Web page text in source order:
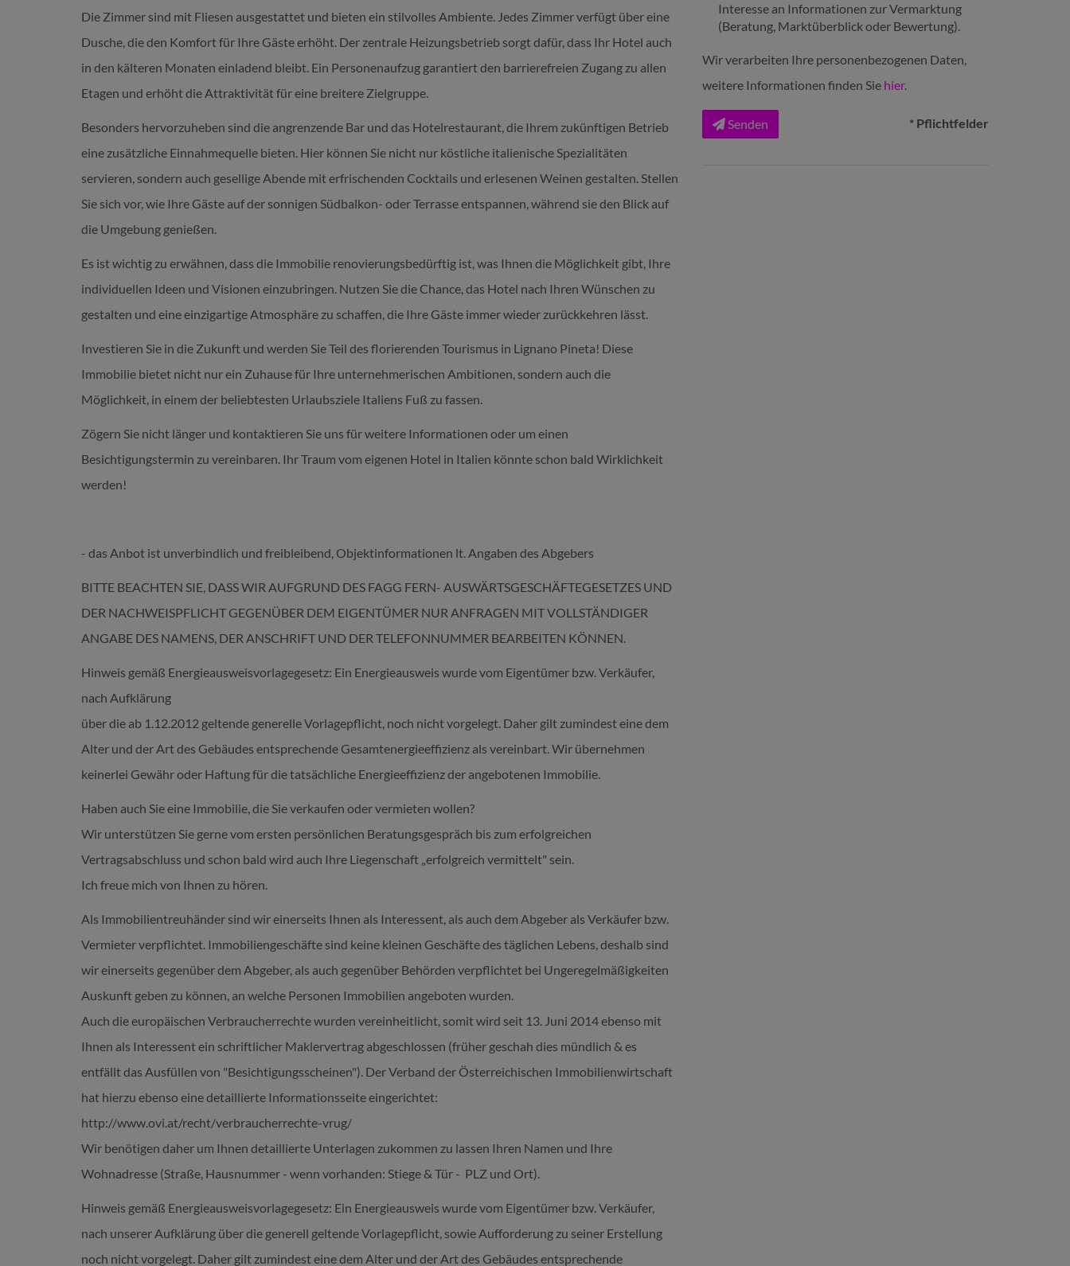
Die Zimmer sind mit Fliesen ausgestattet und bieten ein stilvolles Ambiente. Jedes Zimmer verfügt über eine
Dusche, die den Komfort für Ihre Gäste erhöht. Der zentrale Heizungsbetrieb sorgt dafür, dass Ihr Hotel auch
in den kälteren Monaten einladend bleibt. Ein Personenaufzug garantiert den barrierefreien Zugang zu allen
Etagen und erhöht die Attraktivität für eine breitere Zielgruppe.
Besonders hervorzuheben sind die angrenzende Bar und das Hotelrestaurant, die Ihrem zukünftigen Betrieb
eine zusätzliche Einnahmequelle bieten. Hier können Sie nicht nur köstliche italienische Spezialitäten
servieren, sondern auch gesellige Abende mit erfrischenden Cocktails und erlesenen Weinen gestalten. Stellen
Sie sich vor, wie Ihre Gäste auf der sonnigen Südbalkon- oder Terrasse entspannen, während sie den Blick auf
die Umgebung genießen.
Es ist wichtig zu erwähnen, dass die Immobilie renovierungsbedürftig ist, was Ihnen die Möglichkeit gibt, Ihre
individuellen Ideen und Visionen einzubringen. Nutzen Sie die Chance, das Hotel nach Ihren Wünschen zu
gestalten und eine einzigartige Atmosphäre zu schaffen, die Ihre Gäste immer wieder zurückkehren lässt.
Investieren Sie in die Zukunft und werden Sie Teil des florierenden Tourismus in Lignano Pineta! Diese
Immobilie bietet nicht nur ein Zuhause für Ihre unternehmerischen Ambitionen, sondern auch die
Möglichkeit, in einem der beliebtesten Urlaubsziele Italiens Fuß zu fassen.
Zögern Sie nicht länger und kontaktieren Sie uns für weitere Informationen oder um einen
Besichtigungstermin zu vereinbaren. Ihr Traum vom eigenen Hotel in Italien könnte schon bald Wirklichkeit
werden!
- das Anbot ist unverbindlich und freibleibend, Objektinformationen lt. Angaben des Abgebers
BITTE BEACHTEN SIE, DASS WIR AUFGRUND DES FAGG FERN- AUSWÄRTSGESCHÄFTEGESETZES UND
DER NACHWEISPFLICHT GEGENÜBER DEM EIGENTÜMER NUR ANFRAGEN MIT VOLLSTÄNDIGER
ANGABE DES NAMENS, DER ANSCHRIFT UND DER TELEFONNUMMER BEARBEITEN KÖNNEN.
Hinweis gemäß Energieausweisvorlagegesetz: Ein Energieausweis wurde vom Eigentümer bzw. Verkäufer,
nach Aufklärung
über die ab 1.12.2012 geltende generelle Vorlagepflicht, noch nicht vorgelegt. Daher gilt zumindest eine dem
Alter und der Art des Gebäudes entsprechende Gesamtenergieeffizienz als vereinbart. Wir übernehmen
keinerlei Gewähr oder Haftung für die tatsächliche Energieeffizienz der angebotenen Immobilie.
Haben auch Sie eine Immobilie, die Sie verkaufen oder vermieten wollen?
Wir unterstützen Sie gerne vom ersten persönlichen Beratungsgespräch bis zum erfolgreichen
Vertragsabschluss und schon bald wird auch Ihre Liegenschaft „erfolgreich vermittelt" sein.
Ich freue mich von Ihnen zu hören.
Als Immobilientreuhänder sind wir einerseits Ihnen als Interessent, als auch dem Abgeber als Verkäufer bzw.
Vermieter verpflichtet. Immobiliengeschäfte sind keine kleinen Geschäfte des täglichen Lebens, deshalb sind
wir einerseits gegenüber dem Abgeber, als auch gegenüber Behörden verpflichtet bei Ungeregelmäßigkeiten
Auskunft geben zu können, an welche Personen Immobilien angeboten wurden.
Auch die europäischen Verbraucherrechte wurden vereinheitlicht, somit wird seit 13. Juni 2014 ebenso mit
Ihnen als Interessent ein schriftlicher Maklervertrag abgeschlossen (früher geschah dies mündlich & es
entfällt das Ausfüllen von "Besichtigungsscheinen"). Der Verband der Österreichischen Immobilienwirtschaft
hat hierzu ebenso eine detaillierte Informationsseite eingerichtet:
http://www.ovi.at/recht/verbraucherrechte-vrug/
Wir benötigen daher um Ihnen detaillierte Unterlagen zukommen zu lassen Ihren Namen und Ihre
Wohnadresse (Straße, Hausnummer - wenn vorhanden: Stiege & Tür - PLZ und Ort).
Hinweis gemäß Energieausweisvorlagegesetz: Ein Energieausweis wurde vom Eigentümer bzw. Verkäufer,
nach unserer Aufklärung über die generell geltende Vorlagepflicht, sowie Aufforderung zu seiner Erstellung
noch nicht vorgelegt. Daher gilt zumindest eine dem Alter und der Art des Gebäudes entsprechende
Interesse an Informationen zur Vermarktung
(Beratung, Marktüberblick oder Bewertung).
Wir verarbeiten Ihre personenbezogenen Daten,
weitere Informationen finden Sie hier.
Senden * Pflichtfelder